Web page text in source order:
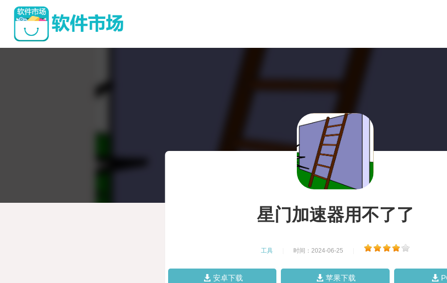
星门加速器用不了了
工具 时间：2024-06-25
安卓下载 苹果下载